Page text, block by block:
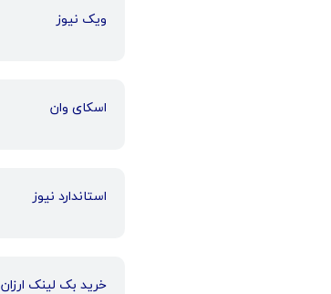
ویک نیوز
اسکای وان
استاندارد نیوز
خرید بک لینک ارزان